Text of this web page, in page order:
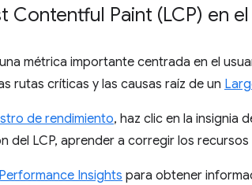
Contentful Paint (LCP) en
una métrica importante centrada en el
rutas críticas y las causas raíz de un
de rendimiento, haz clic en la insignia
del LCP, aprender a corregir los
Performance Insights para obtener